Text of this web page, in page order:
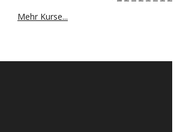
Mehr Kurse...